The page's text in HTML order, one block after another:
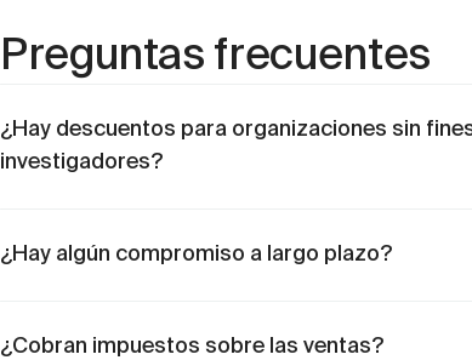
Preguntas frecuentes
¿Hay descuentos para organizaciones sin
investigadores?
¿Hay algún compromiso a largo plazo?
¿Cobran impuestos sobre las ventas?